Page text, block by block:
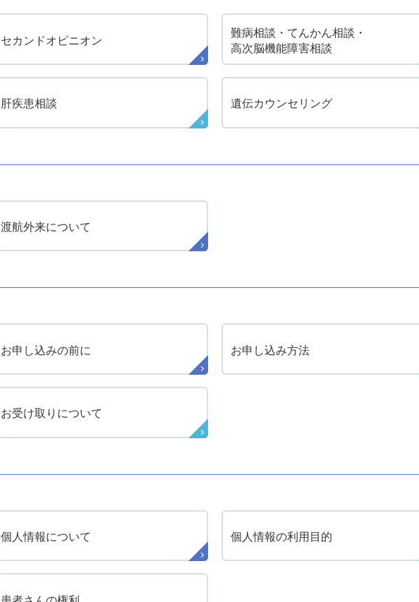
セカンドオピニオン
難病相談・てんかん相談・
高次脳機能障害相談
肝疾患相談 遺伝カウンセリング
渡航外来について
お申し込みの前に お申し込み方法
お受け取りについて
個人情報について 個人情報の利用目的